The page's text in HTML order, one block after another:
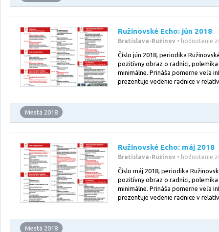
Ružinovské Echo: jún 2018
Bratislava-Ružinov • hodnotenie
Číslo jún 2018, periodika
pozitívny obraz o radnici,
minimálne. Prináša pomerne veľa
prezentuje vedenie radnice v
Mestá 2018
Ružinovské Echo: máj 2018
Bratislava-Ružinov • hodnotenie
Číslo máj 2018, periodika
pozitívny obraz o radnici,
minimálne. Prináša pomerne veľa
prezentuje vedenie radnice v
Mestá 2018